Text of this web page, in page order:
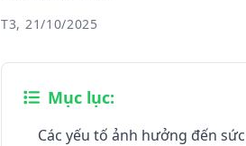
T3, 21/10/2025
Mục lục:
Các yếu tố ảnh hưởng đến